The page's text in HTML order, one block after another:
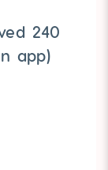
240
app)